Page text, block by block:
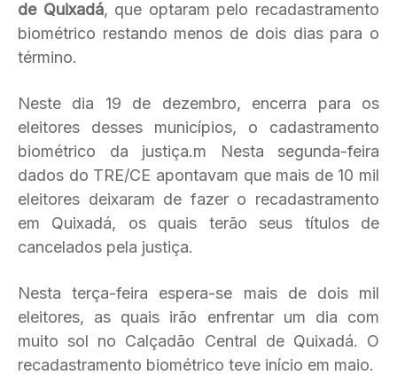
de Quixadá, que optaram pelo recadastramento
biométrico restando menos de dois dias para o
término.
Neste dia 19 de dezembro, encerra para os
eleitores desses municípios, o cadastramento
biométrico da justiça.m Nesta segunda-feira
dados do TRE/CE apontavam que mais de 10 mil
eleitores deixaram de fazer o recadastramento
em Quixadá, os quais terão seus títulos de
cancelados pela justiça.
Nesta terça-feira espera-se mais de dois mil
eleitores, as quais irão enfrentar um dia com
muito sol no Calçadão Central de Quixadá. O
recadastramento biométrico teve início em maio.